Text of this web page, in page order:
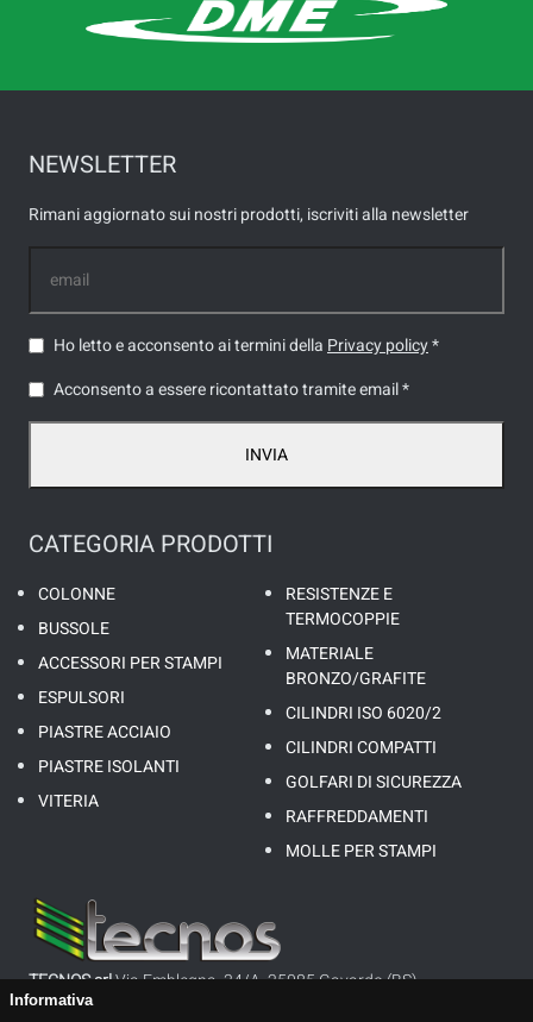
Informativa
TECNOS srlVia Emblegna, 34/A, 25085 Gavardo (BS)
P.I. 01647160983 - REA: BS335952 - CAP. SOC.: 26’000,00 €
CATEGORIA PRODOTTI
COLONNE
BUSSOLE
ACCESSORI PER STAMPI
ESPULSORI
PIASTRE ACCIAIO
PIASTRE ISOLANTI
VITERIA
RESISTENZE E
TERMOCOPPIE
MATERIALE
BRONZO/GRAFITE
CILINDRI ISO 6020/2
CILINDRI COMPATTI
GOLFARI DI SICUREZZA
RAFFREDDAMENTI
MOLLE PER STAMPI
NEWSLETTER
Rimani aggiornato sui nostri prodotti, iscriviti alla newsletter
Ho letto e acconsento ai termini della Privacy policy*
Acconsento a essere ricontattato tramite email *
INVIA